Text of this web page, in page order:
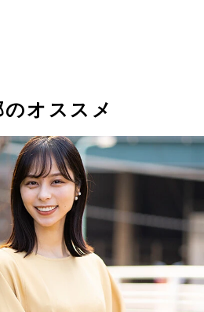
のオススメ